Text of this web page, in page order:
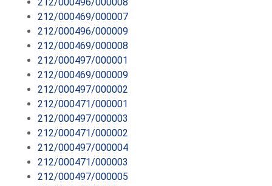
212/000469/000007
212/000496/000009
212/000469/000008
212/000497/000001
212/000469/000009
212/000497/000002
212/000471/000001
212/000497/000003
212/000471/000002
212/000497/000004
212/000471/000003
212/000497/000005